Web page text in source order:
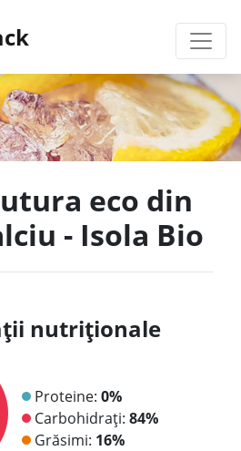
eco din
- Isola Bio
nutriționale
Proteine: 0%
Carbohidrați: 84%
Grăsimi: 16%